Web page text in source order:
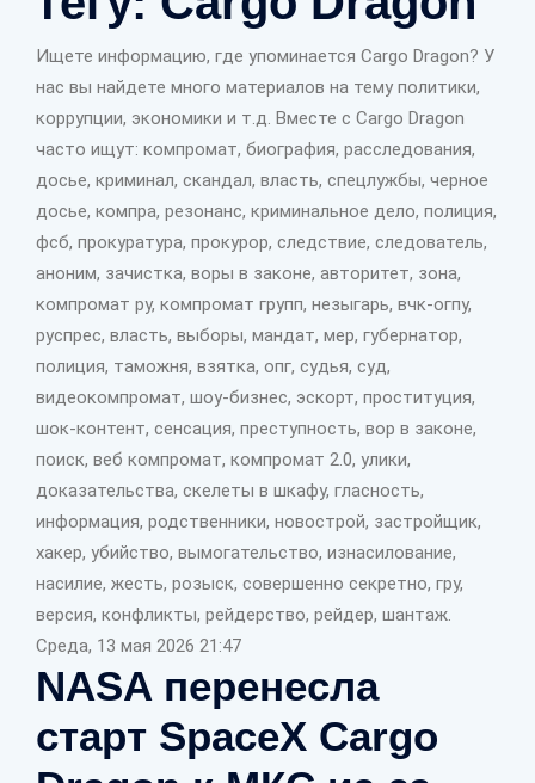
Ищете информацию, где упоминается Cargo Dragon? У
нас вы найдете много материалов на тему политики,
коррупции, экономики и т.д. Вместе с Cargo Dragon
часто ищут: компромат, биография, расследования,
досье, криминал, скандал, власть, спецлужбы, черное
досье, компра, резонанс, криминальное дело, полиция,
фсб, прокуратура, прокурор, следствие, следователь,
аноним, зачистка, воры в законе, авторитет, зона,
компромат ру, компромат групп, незыгарь, вчк-огпу,
руспрес, власть, выборы, мандат, мер, губернатор,
полиция, таможня, взятка, опг, судья, суд,
видеокомпромат, шоу-бизнес, эскорт, проституция,
шок-контент, сенсация, преступность, вор в законе,
поиск, веб компромат, компромат 2.0, улики,
доказательства, скелеты в шкафу, гласность,
информация, родственники, новострой, застройщик,
хакер, убийство, вымогательство, изнасилование,
насилие, жесть, розыск, совершенно секретно, гру,
версия, конфликты, рейдерство, рейдер, шантаж.
Среда, 13 мая 2026 21:47
NASA перенесла
старт SpaceX Cargo